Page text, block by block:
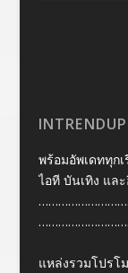
พร้อมอัพเดททุก
ไอที บันเทิง แล
แหล่งรวมโปรโ